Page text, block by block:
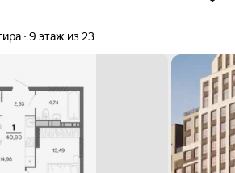
9 этаж из 23